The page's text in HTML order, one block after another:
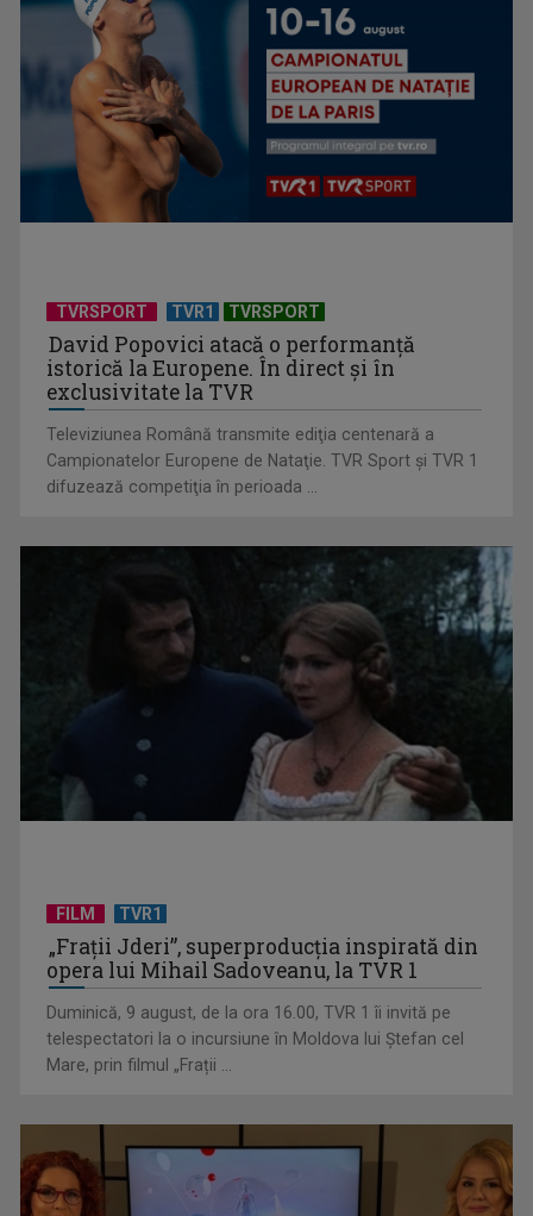
„Cerul” trupei Proconsul – a şasea cea mai votată piesă în
concursul „Cerbul ...
„Spune-mi”, piesa Monicăi Anghel – a patra cea mai votată
în concursul ...
TVRSPORT TVR1 TVRSPORT
David Popovici atacă o performanţă
istorică la Europene. În direct şi în
exclusivitate la TVR
Televiziunea Română transmite ediţia centenară a
Campionatelor Europene de Nataţie. TVR Sport şi TVR 1
difuzează competiţia în perioada ...
FILM TVR1
„Frații Jderi”, superproducția inspirată din
opera lui Mihail Sadoveanu, la TVR 1
Duminică, 9 august, de la ora 16.00, TVR 1 îi invită pe
telespectatori la o incursiune în Moldova lui Ștefan cel
Mare, prin filmul „Frații ...